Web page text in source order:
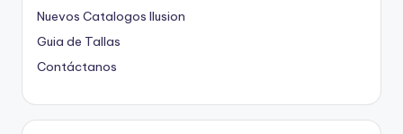
Nuevos Catalogos Ilusion
Guia de Tallas
Contáctanos